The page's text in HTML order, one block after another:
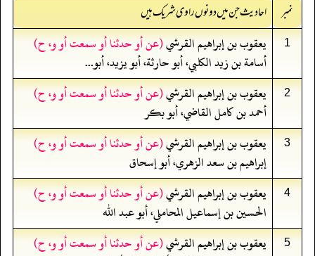
نمبر احادیث جن میں دونوں راوی شریک ہیں
1 يعقوب بن إبراهيم القرشي(عن أو حدثنا أو سمعت أو و، ح)
أسامة بن زيد الكلبي، أبو حارثة، أبو يزيد، أبو...
2 يعقوب بن إبراهيم القرشي(عن أو حدثنا أو سمعت أو و، ح)
أحمد بن كامل القاضي، أبو بكر
3 يعقوب بن إبراهيم القرشي(عن أو حدثنا أو سمعت أو و، ح)
إبراهيم بن سعد الزهري، أبو إسحاق
4 يعقوب بن إبراهيم القرشي(عن أو حدثنا أو سمعت أو و، ح)
الحسين بن إسماعيل المحاملي، أبو عبد الله
5 يعقوب بن إبراهيم القرشي(عن أو حدثنا أو سمعت أو و، ح)